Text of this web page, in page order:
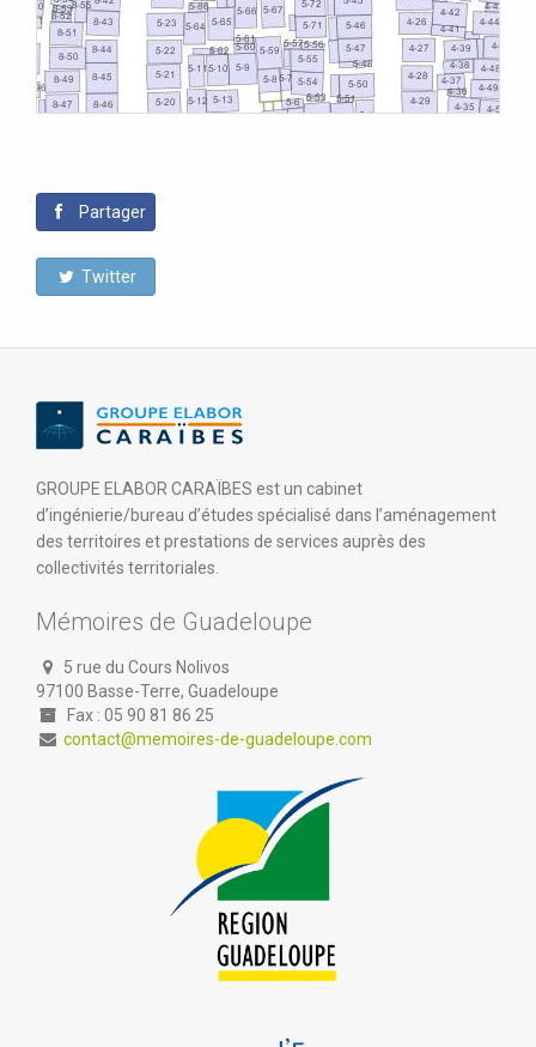
Partager
Twitter
GROUPE ELABOR CARAÏBES est un cabinet
d’ingénierie/bureau d’études spécialisé dans l’aménagement
des territoires et prestations de services auprès des
collectivités territoriales.
Mémoires de Guadeloupe
5 rue du Cours Nolivos
97100 Basse-Terre, Guadeloupe
Fax : 05 90 81 86 25
contact@memoires-de-guadeloupe.com